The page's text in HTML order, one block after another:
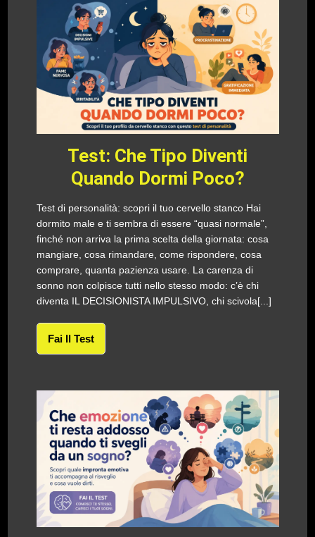
Test: Che Tipo Diventi
Quando Dormi Poco?
Test di personalità: scopri il tuo cervello stanco Hai
dormito male e ti sembra di essere “quasi normale”,
finché non arriva la prima scelta della giornata: cosa
mangiare, cosa rimandare, come rispondere, cosa
comprare, quanta pazienza usare. La carenza di
sonno non colpisce tutti nello stesso modo: c’è chi
diventa IL DECISIONISTA IMPULSIVO, chi scivola[...]
Fai Il Test